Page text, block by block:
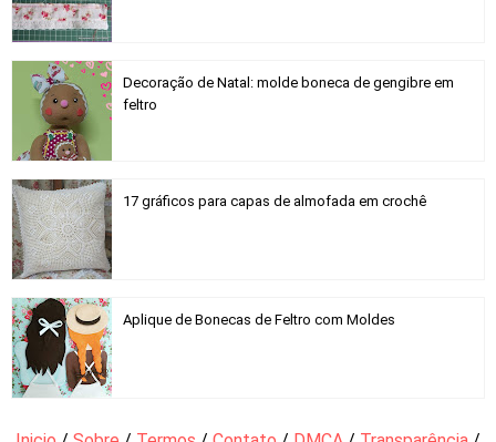
Decoração de Natal: molde boneca de gengibre em
feltro
17 gráficos para capas de almofada em crochê
Aplique de Bonecas de Feltro com Moldes